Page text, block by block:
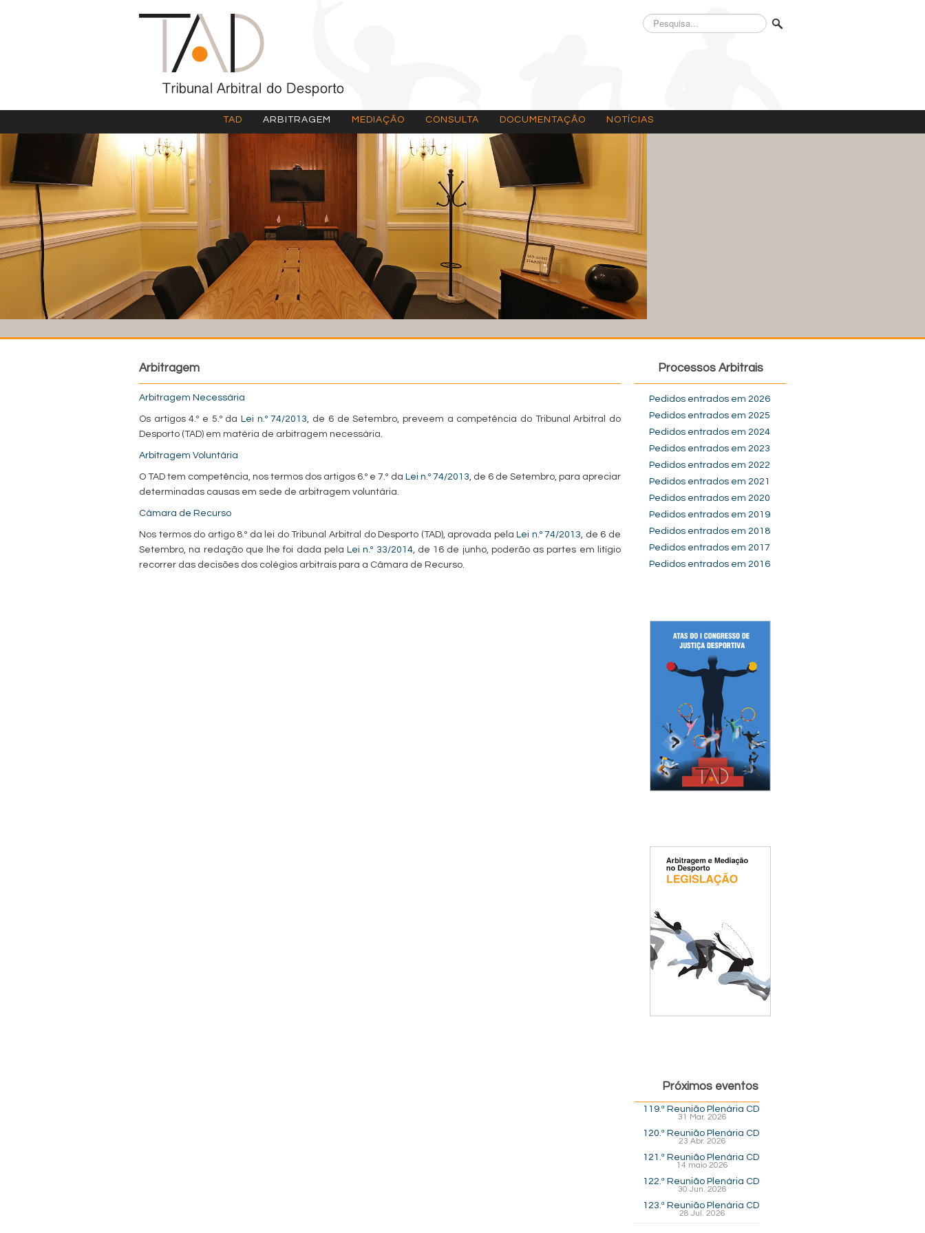
Pesquisa...
TAD ARBITRAGEM MEDIAÇÃO CONSULTA DOCUMENTAÇÃO NOTÍCIAS
Arbitragem
Arbitragem Necessária
Os artigos 4.º e 5.º da Lei n.º 74/2013, de 6 de Setembro, preveem a competência do Tribunal Arbitral do
Desporto (TAD) em matéria de arbitragem necessária.
Arbitragem Voluntária
O TAD tem competência, nos termos dos artigos 6.º e 7.º da Lei n.º 74/2013, de 6 de Setembro, para apreciar
determinadas causas em sede de arbitragem voluntária.
Câmara de Recurso
Nos termos do artigo 8.º da lei do Tribunal Arbitral do Desporto (TAD), aprovada pela Lei n.º 74/2013, de 6 de
Setembro, na redação que lhe foi dada pela Lei n.º 33/2014, de 16 de junho, poderão as partes em litígio
recorrer das decisões dos colégios arbitrais para a Câmara de Recurso.
Processos Arbitrais
Pedidos entrados em 2026
Pedidos entrados em 2025
Pedidos entrados em 2024
Pedidos entrados em 2023
Pedidos entrados em 2022
Pedidos entrados em 2021
Pedidos entrados em 2020
Pedidos entrados em 2019
Pedidos entrados em 2018
Pedidos entrados em 2017
Pedidos entrados em 2016
Próximos eventos
119.ª Reunião Plenária CD
31 Mar. 2026
120.ª Reunião Plenária CD
23 Abr. 2026
121.ª Reunião Plenária CD
14 maio 2026
122.ª Reunião Plenária CD
30 Jun. 2026
123.ª Reunião Plenária CD
28 Jul. 2026